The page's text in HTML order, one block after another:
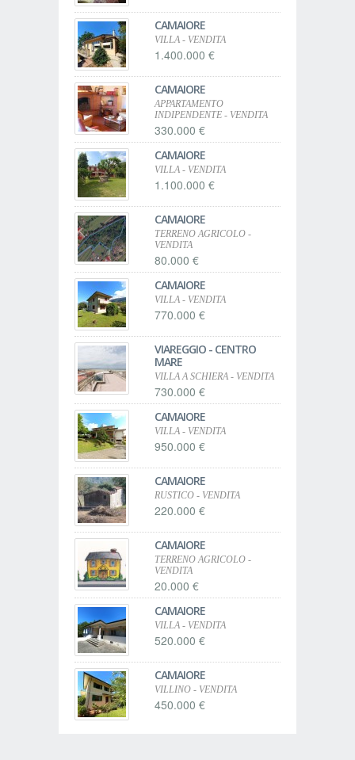
CAMAIORE
VILLA - VENDITA
1.400.000 €
CAMAIORE
APPARTAMENTO
INDIPENDENTE - VENDITA
330.000 €
CAMAIORE
VILLA - VENDITA
1.100.000 €
CAMAIORE
TERRENO AGRICOLO -
VENDITA
80.000 €
CAMAIORE
VILLA - VENDITA
770.000 €
VIAREGGIO - CENTRO
MARE
VILLA A SCHIERA - VENDITA
730.000 €
CAMAIORE
VILLA - VENDITA
950.000 €
CAMAIORE
RUSTICO - VENDITA
220.000 €
CAMAIORE
TERRENO AGRICOLO -
VENDITA
20.000 €
CAMAIORE
VILLA - VENDITA
520.000 €
CAMAIORE
VILLINO - VENDITA
450.000 €